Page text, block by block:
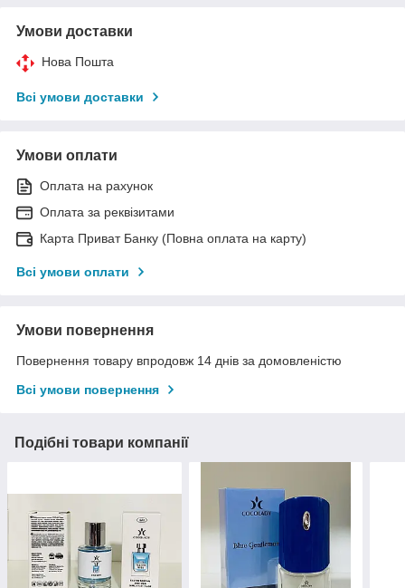
Умови доставки
Нова Пошта
Всі умови доставки
Умови оплати
Оплата на рахунок
Оплата за реквізитами
Карта Приват Банку (Повна оплата на карту)
Всі умови оплати
Умови повернення
Повернення товару впродовж 14 днів за домовленістю
Всі умови повернення
Подібні товари компанії